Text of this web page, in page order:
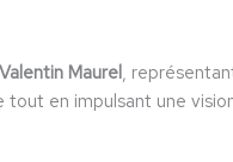
Maurel,
en impulsant une